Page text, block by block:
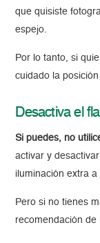
que quisiste
espejo.
Por lo tanto, si
cuidado la
Desactiva el
Si puedes, no
activar y
iluminación extra a
Pero si no tienes
recomendación de